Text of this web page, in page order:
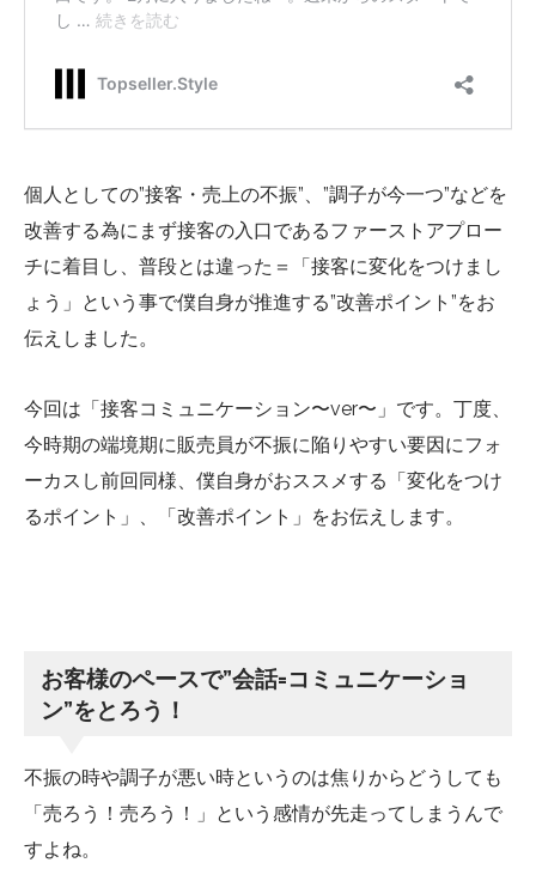
個人としての”接客・売上の不振”、”調子が今一つ”などを
改善する為にまず接客の入口であるファーストアプロー
チに着目し、普段とは違った＝「接客に変化をつけまし
ょう」という事で僕自身が推進する”改善ポイント”をお
伝えしました。
今回は「接客コミュニケーション〜ver〜」です。丁度、
今時期の端境期に販売員が不振に陥りやすい要因にフォ
ーカスし前回同様、僕自身がおススメする「変化をつけ
るポイント」、「改善ポイント」をお伝えします。
お客様のペースで”会話=コミュニケーショ
ン”をとろう！
不振の時や調子が悪い時というのは焦りからどうしても
「売ろう！売ろう！」という感情が先走ってしまうんで
すよね。